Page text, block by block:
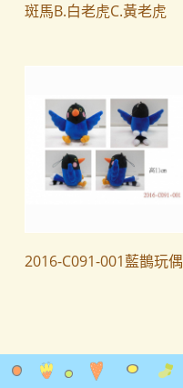
斑馬B.白老虎C.黃老虎
2016-C091-001藍鵲玩偶